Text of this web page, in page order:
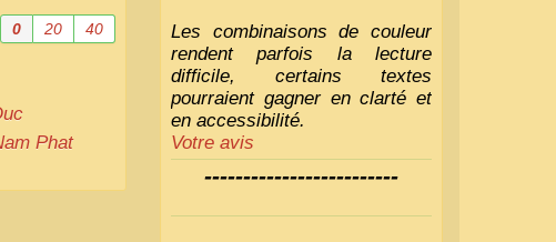
0 20 40
Phat
Les combinaisons de couleur
rendent parfois la lecture
difficile, certains textes
pourraient gagner en clarté et
en accessibilité.
Votre avis
Actions mises en place :
-------------------------